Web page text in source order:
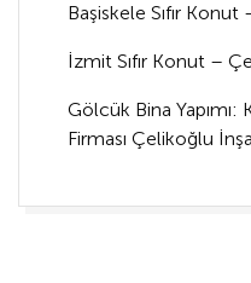
Başiskele Sıfır
İzmit Sıfır Konut –
Gölcük Bina Yapımı:
Firması Çelikoğlu